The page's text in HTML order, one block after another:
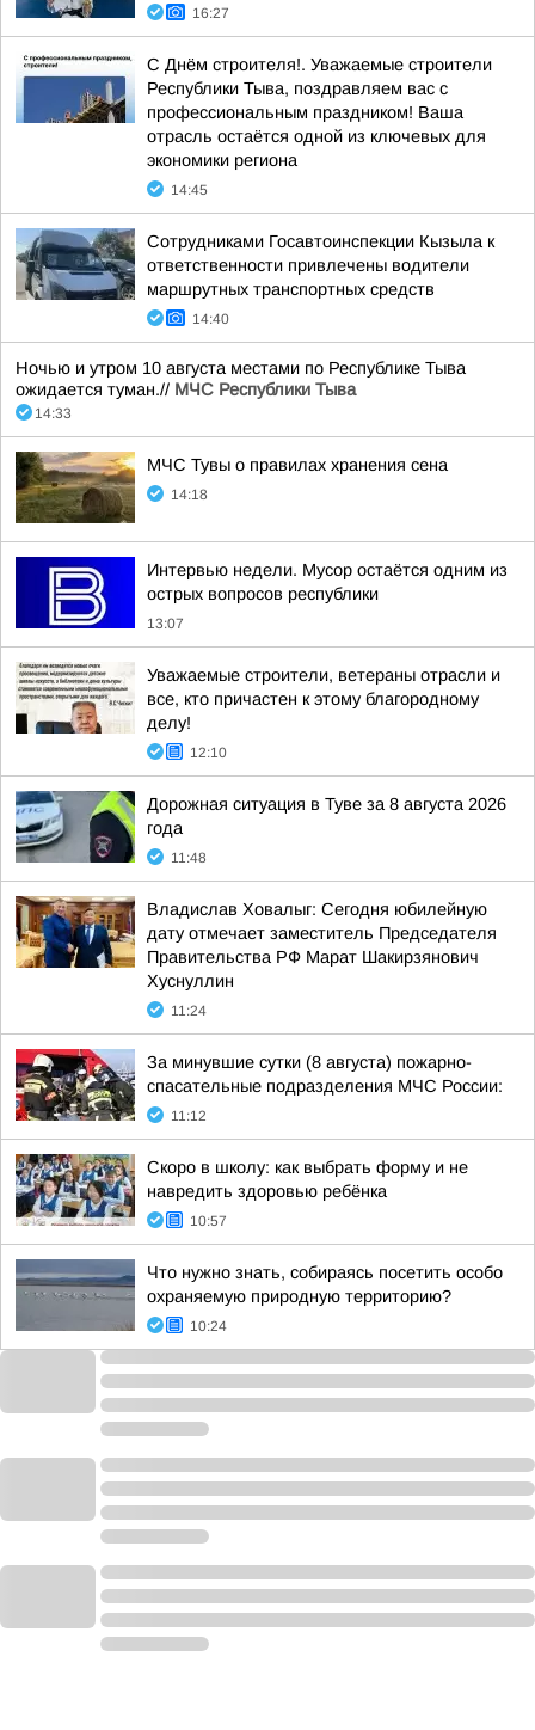
16:27
С Днём строителя!. Уважаемые строители
Республики Тыва, поздравляем вас с
профессиональным праздником! Ваша
отрасль остаётся одной из ключевых для
экономики региона
14:45
Сотрудниками Госавтоинспекции Кызыла к
ответственности привлечены водители
маршрутных транспортных средств
14:40
Ночью и утром 10 августа местами по Республике Тыва
ожидается туман.// МЧС Республики Тыва
14:33
МЧС Тувы о правилах хранения сена
14:18
Интервью недели. Мусор остаётся одним из
острых вопросов республики
13:07
Уважаемые строители, ветераны отрасли и
все, кто причастен к этому благородному
делу!
12:10
Дорожная ситуация в Туве за 8 августа 2026
года
11:48
Владислав Ховалыг: Сегодня юбилейную
дату отмечает заместитель Председателя
Правительства РФ Марат Шакирзянович
Хуснуллин
11:24
За минувшие сутки (8 августа) пожарно-
спасательные подразделения МЧС России:
11:12
Скоро в школу: как выбрать форму и не
навредить здоровью ребёнка
10:57
Что нужно знать, собираясь посетить особо
охраняемую природную территорию?
10:24